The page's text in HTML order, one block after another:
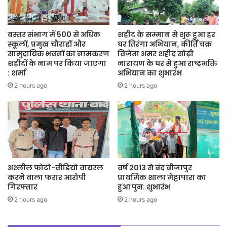
दिक्कतों को दूर करने में महत्वपूर्ण भूमिका निभाई है। दूर दराज के ग्रामीणों के घर
तक पहुंचकर उनकी समस्याओं को सुनने समझने और इसके समाधान करने का यह
अभिनव प्रयास सुशासन को सार्थक कर रहा हैं।
बस्तर संभाग में 500 से अधिक
स्कूलों, प्रमुख चौराहों और
सामुदायिक भवनों का नामकरण
शहीदों के नाम पर किया जाएगा
: शर्मा
2 hours ago
शहीद के सम्मान से शुरू हुआ हर
घर तिरंगा अभियान, कीर्ति चक्र
विजेता अमर शहीद सोढ़ी
नारायण के घर से हुआ राष्ट्रभक्ति
अभियान का शुभारंभ
2 hours ago
अश्लील फोटो-वीडियो वायरल
करने वाला फरार आरोपी
गिरफ्तार
2 hours ago
वर्ष 2013 से बंद बीजापुर
प्राथमिक शाला मेट्टापारा का
हुआ पुन: शुभारंभ
2 hours ago